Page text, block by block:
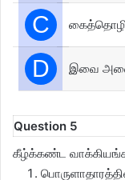
C
D இவை
Question 5
கீழ்க்கண்ட